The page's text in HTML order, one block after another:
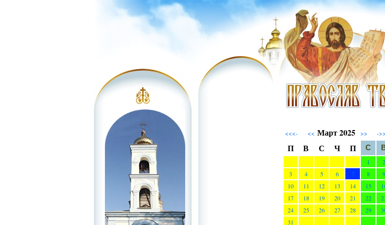
<<<- << Март 2025 >> -
П В С Ч П С
1
2
3
4 5 6 7 8
9
10
11 12 13 14 15
17
18 19 20 21 22
24
25 26 27 28 29
31